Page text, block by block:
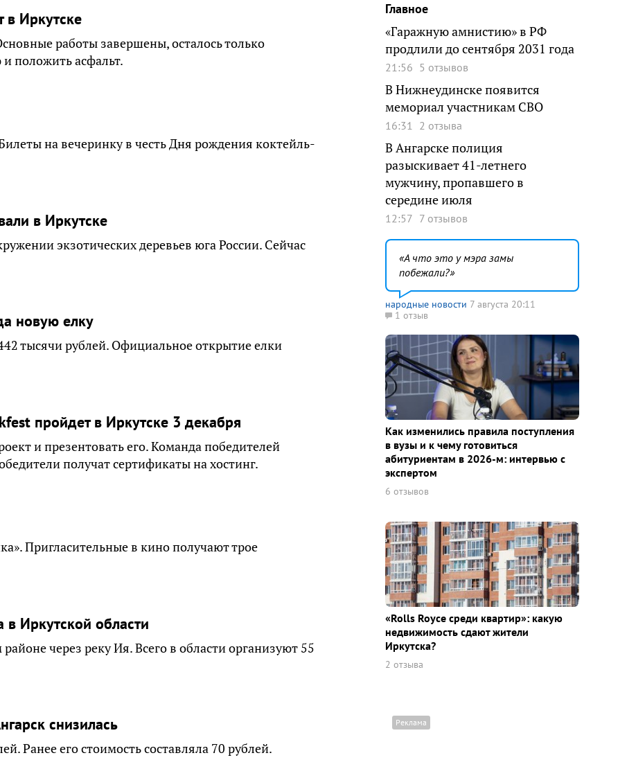
в Иркутске
работы завершены, осталось только
положить асфальт.
на вечеринку в честь Дня рождения коктейль-
в Иркутске
экзотических деревьев юга России. Сейчас
новую елку
тысячи рублей. Официальное открытие елки
пройдет в Иркутске 3 декабря
и презентовать его. Команда победителей
получат сертификаты на хостинг.
Пригласительные в кино получают трое
Иркутской области
через реку Ия. Всего в области организуют 55
снизилась
Ранее его стоимость составляла 70 рублей.
Главное
«Гаражную амнистию» в РФ
продлили до сентября 2031 года
21:56 5 отзывов
В Нижнеудинске появится
мемориал участникам СВО
16:31 2 отзыва
В Ангарске полиция
разыскивает 41-летнего
мужчину, пропавшего в
середине июля
12:57 7 отзывов
А что это у мэра замы
побежали?
народные новости 7 августа 20:11
1 отзыв
Как изменились правила поступления
в вузы и к чему готовиться
абитуриентам в 2026-м: интервью с
экспертом
6 отзывов
«Rolls Royce среди квaртир»: какую
недвижимость сдают жители
Иркутска?
2 отзыва